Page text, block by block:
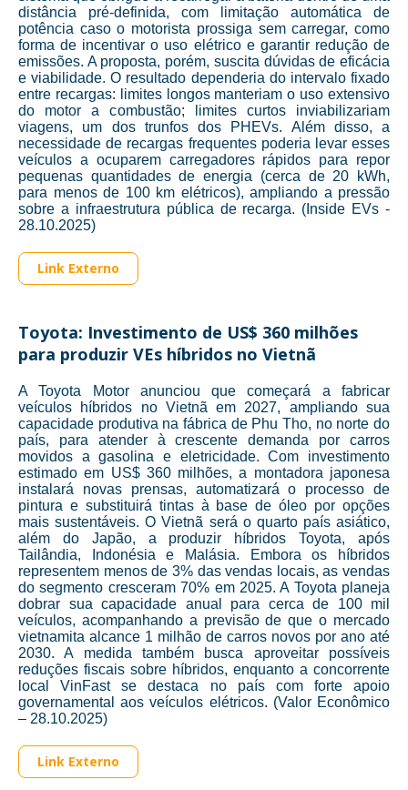
distância pré-definida, com limitação automática de
potência caso o motorista prossiga sem carregar, como
forma de incentivar o uso elétrico e garantir redução de
emissões. A proposta, porém, suscita dúvidas de eficácia
e viabilidade. O resultado dependeria do intervalo fixado
entre recargas: limites longos manteriam o uso extensivo
do motor a combustão; limites curtos inviabilizariam
viagens, um dos trunfos dos PHEVs. Além disso, a
necessidade de recargas frequentes poderia levar esses
veículos a ocuparem carregadores rápidos para repor
pequenas quantidades de energia (cerca de 20 kWh,
para menos de 100 km elétricos), ampliando a pressão
sobre a infraestrutura pública de recarga. (Inside EVs -
28.10.2025)
Link Externo
Toyota: Investimento de US$ 360 milhões
para produzir VEs híbridos no Vietnã
A Toyota Motor anunciou que começará a fabricar
veículos híbridos no Vietnã em 2027, ampliando sua
capacidade produtiva na fábrica de Phu Tho, no norte do
país, para atender à crescente demanda por carros
movidos a gasolina e eletricidade. Com investimento
estimado em US$ 360 milhões, a montadora japonesa
instalará novas prensas, automatizará o processo de
pintura e substituirá tintas à base de óleo por opções
mais sustentáveis. O Vietnã será o quarto país asiático,
além do Japão, a produzir híbridos Toyota, após
Tailândia, Indonésia e Malásia. Embora os híbridos
representem menos de 3% das vendas locais, as vendas
do segmento cresceram 70% em 2025. A Toyota planeja
dobrar sua capacidade anual para cerca de 100 mil
veículos, acompanhando a previsão de que o mercado
vietnamita alcance 1 milhão de carros novos por ano até
2030. A medida também busca aproveitar possíveis
reduções fiscais sobre híbridos, enquanto a concorrente
local VinFast se destaca no país com forte apoio
governamental aos veículos elétricos. (Valor Econômico
– 28.10.2025)
Link Externo